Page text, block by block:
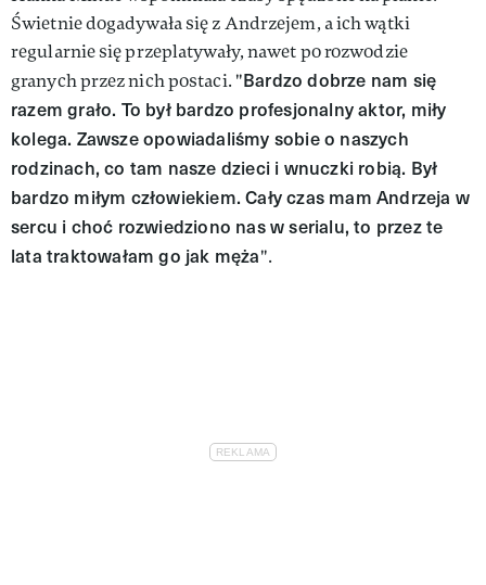
Świetnie dogadywała się z Andrzejem, a ich wątki
regularnie się przeplatywały, nawet po rozwodzie
granych przez nich postaci. "Bardzo dobrze nam się
razem grało. To był bardzo profesjonalny aktor, miły
kolega. Zawsze opowiadaliśmy sobie o naszych
rodzinach, co tam nasze dzieci i wnuczki robią. Był
bardzo miłym człowiekiem. Cały czas mam Andrzeja w
sercu i choć rozwiedziono nas w serialu, to przez te
lata traktowałam go jak męża".